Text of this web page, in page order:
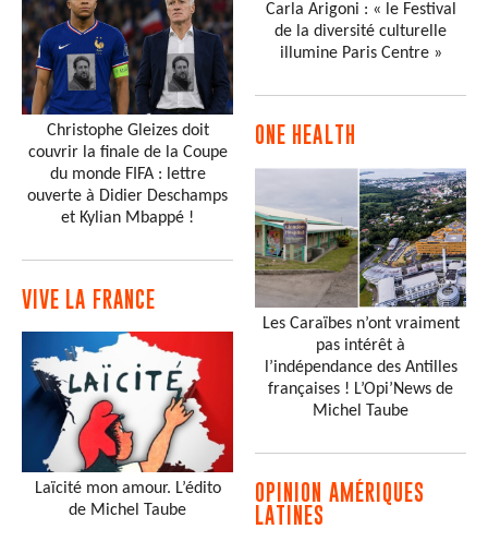
Christophe Gleizes doit
couvrir la finale de la Coupe
du monde FIFA : lettre
ouverte à Didier Deschamps
et Kylian Mbappé !
VIVE LA FRANCE
Laïcité mon amour. L’édito
de Michel Taube
Carla Arigoni : « le Festival
de la diversité culturelle
illumine Paris Centre »
ONE HEALTH
Les Caraïbes n’ont vraiment
pas intérêt à
l’indépendance des Antilles
françaises ! L’Opi’News de
Michel Taube
OPINION AMÉRIQUES
LATINES